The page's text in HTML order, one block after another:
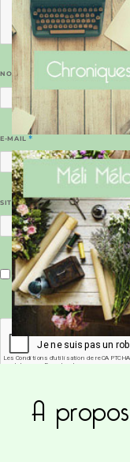
NOM
E-MAIL*
SITE WEB
Enregistrer mon nom, mon e-
Ce site utilise
A